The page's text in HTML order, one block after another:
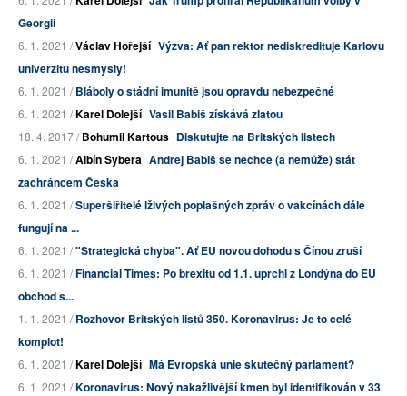
Georgii
6. 1. 2021 /Václav Hořejší Výzva: Ať pan rektor nediskredituje Karlovu
univerzitu nesmysly!
6. 1. 2021 /Bláboly o stádní imunitě jsou opravdu nebezpečné
6. 1. 2021 /Karel Dolejší Vasil Babiš získává zlatou
18. 4. 2017 /Bohumil Kartous Diskutujte na Britských listech
6. 1. 2021 /Albín Sybera Andrej Babiš se nechce (a nemůže) stát
zachráncem Česka
6. 1. 2021 /Superšiřitelé lživých poplašných zpráv o vakcínách dále
fungují na ...
6. 1. 2021 /"Strategická chyba". Ať EU novou dohodu s Čínou zruší
6. 1. 2021 /Financial Times: Po brexitu od 1.1. uprchl z Londýna do EU
obchod s...
1. 1. 2021 /Rozhovor Britských listů 350. Koronavirus: Je to celé
komplot!
6. 1. 2021 /Karel Dolejší Má Evropská unie skutečný parlament?
6. 1. 2021 /Koronavirus: Nový nakažlivější kmen byl identifikován v 33